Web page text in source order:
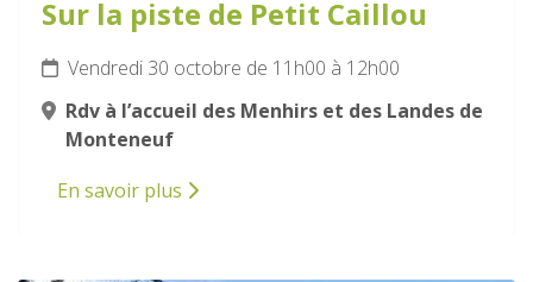
Sur la piste de Petit Caillou
Vendredi 30 octobre de 11h00 à 12h00
Rdv à l’accueil des Menhirs et des Landes de
Monteneuf
En savoir plus